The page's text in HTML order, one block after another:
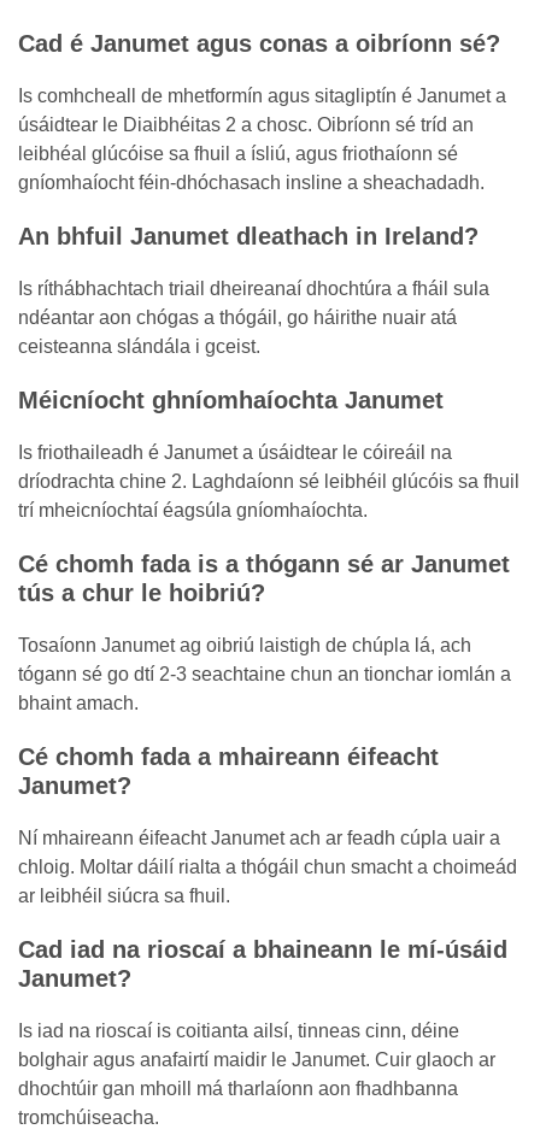
Cad é Janumet agus conas a oibríonn sé?
Is comhcheall de mhetformín agus sitagliptín é Janumet a
úsáidtear le Diaibhéitas 2 a chosc. Oibríonn sé tríd an
leibhéal glúcóise sa fhuil a ísliú, agus friothaíonn sé
gníomhaíocht féin-dhóchasach insline a sheachadadh.
An bhfuil Janumet dleathach in Ireland?
Is ríthábhachtach triail dheireanaí dhochtúra a fháil sula
ndéantar aon chógas a thógáil, go háirithe nuair atá
ceisteanna slándála i gceist.
Méicníocht ghníomhaíochta Janumet
Is friothaileadh é Janumet a úsáidtear le cóireáil na
dríodrachta chine 2. Laghdaíonn sé leibhéil glúcóis sa fhuil
trí mheicníochtaí éagsúla gníomhaíochta.
Cé chomh fada is a thógann sé ar Janumet
tús a chur le hoibriú?
Tosaíonn Janumet ag oibriú laistigh de chúpla lá, ach
tógann sé go dtí 2-3 seachtaine chun an tionchar iomlán a
bhaint amach.
Cé chomh fada a mhaireann éifeacht
Janumet?
Ní mhaireann éifeacht Janumet ach ar feadh cúpla uair a
chloig. Moltar dáilí rialta a thógáil chun smacht a choimeád
ar leibhéil siúcra sa fhuil.
Cad iad na rioscaí a bhaineann le mí-úsáid
Janumet?
Is iad na rioscaí is coitianta ailsí, tinneas cinn, déine
bolghair agus anafairtí maidir le Janumet. Cuir glaoch ar
dhochtúir gan mhoill má tharlaíonn aon fhadhbanna
tromchúiseacha.